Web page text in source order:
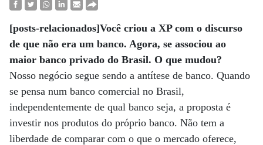
[posts-relacionados]Você criou a XP com o discurso
de que não era um banco. Agora, se associou ao
maior banco privado do Brasil. O que mudou?
Nosso negócio segue sendo a antítese de banco. Quando
se pensa num banco comercial no Brasil,
independentemente de qual banco seja, a proposta é
investir nos produtos do próprio banco. Não tem a
liberdade de comparar com o que o mercado oferece,